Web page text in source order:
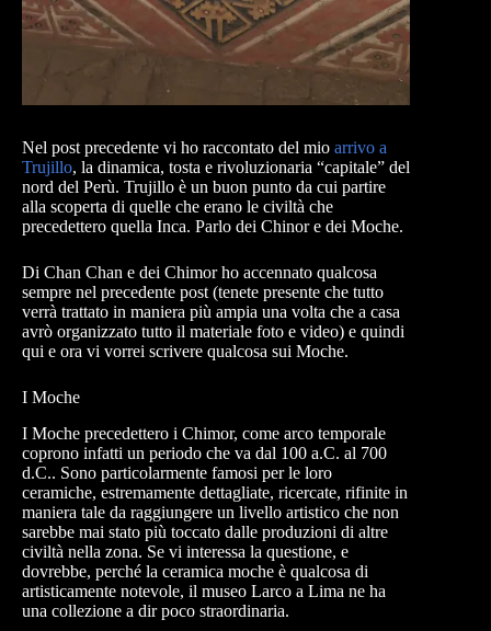
Nel post precedente vi ho raccontato del mio arrivo a
Trujillo, la dinamica, tosta e rivoluzionaria “capitale” del
nord del Perù. Trujillo è un buon punto da cui partire
alla scoperta di quelle che erano le civiltà che
precedettero quella Inca. Parlo dei Chinor e dei Moche.
Di Chan Chan e dei Chimor ho accennato qualcosa
sempre nel precedente post (tenete presente che tutto
verrà trattato in maniera più ampia una volta che a casa
avrò organizzato tutto il materiale foto e video) e quindi
qui e ora vi vorrei scrivere qualcosa sui Moche.
I Moche
I Moche precedettero i Chimor, come arco temporale
coprono infatti un periodo che va dal 100 a.C. al 700
d.C.. Sono particolarmente famosi per le loro
ceramiche, estremamente dettagliate, ricercate, rifinite in
maniera tale da raggiungere un livello artistico che non
sarebbe mai stato più toccato dalle produzioni di altre
civiltà nella zona. Se vi interessa la questione, e
dovrebbe, perché la ceramica moche è qualcosa di
artisticamente notevole, il museo Larco a Lima ne ha
una collezione a dir poco straordinaria.